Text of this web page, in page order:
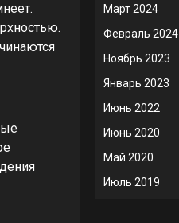
Март 2024
Февраль 2024
Ноябрь 2023
Январь 2023
Июнь 2022
Июнь 2020
Май 2020
Июль 2019